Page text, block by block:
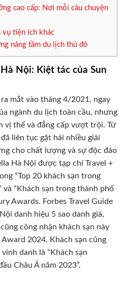
cao cấp: Nơi mỗi câu chuyện
vụ tiện ích khác
nâng tầm du lịch thủ đô
Nội: Kiệt tác của Sun
mắt vào tháng 4/2021, ngay
ngành du lịch toàn cầu, nhưng
vị thế và đẳng cấp vượt trội. Từ
liên tục gặt hái nhiều giải
cho chất lượng và sự độc đáo
Hà Nội được tạp chí Travel +
“Top 20 khách sạn trong
“Khách sạn trong thành phố
Awards. Forbes Travel Guide
danh hiệu 5 sao danh giá,
công nhận khách sạn này
2024. Khách sạn cũng
danh là “Khách sạn
Châu Á năm 2023”.